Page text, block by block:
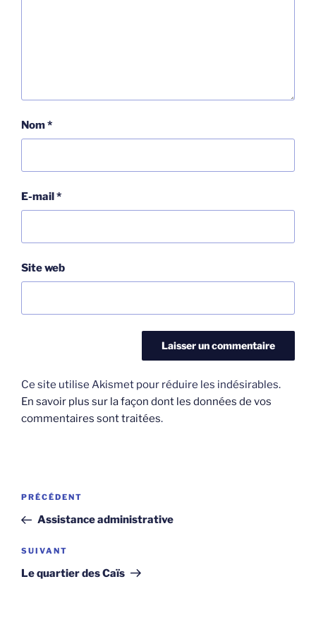
Nom*
E-mail*
Site web
Ce site utilise Akismet pour réduire les indésirables.
En savoir plus sur la façon dont les données de vos
commentaires sont traitées.
Navigation
l’article
Article
précédent
PRÉCÉDENT
Assistance administrative
Article
suivant
SUIVANT
Le quartier des Caïs